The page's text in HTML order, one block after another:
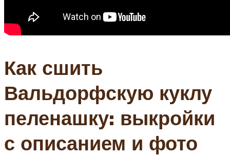
Как сшить
Вальдорфскую куклу
пеленашку: выкройки
с описанием и фото